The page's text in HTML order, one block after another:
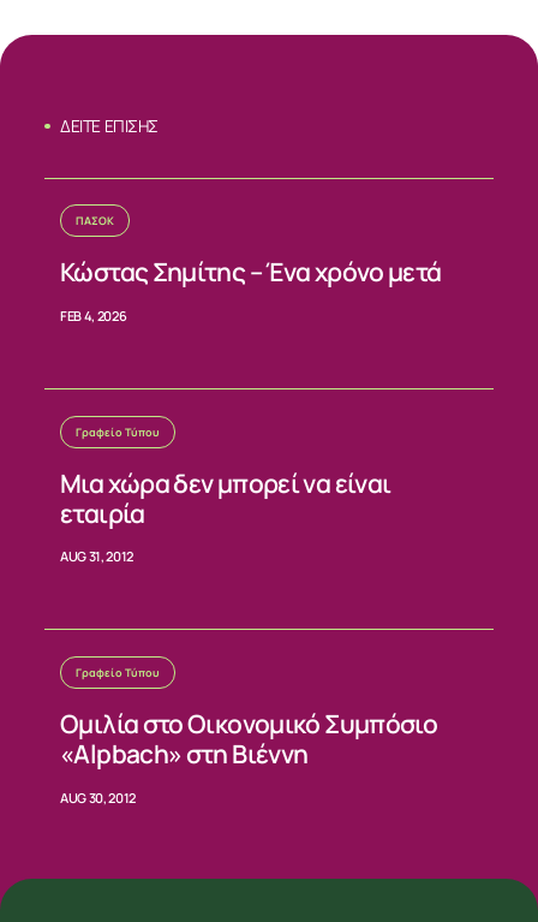
ΔΕΙΤΕ ΕΠΙΣΗΣ
ΠΑΣΟΚ
Κώστας Σημίτης – Ένα χρόνο μετά
FEB 4, 2026
Γραφείο Τύπου
Μια χώρα δεν μπορεί να είναι
εταιρία
AUG 31, 2012
Γραφείο Τύπου
Ομιλία στο Οικονομικό Συμπόσιο
«Alpbach» στη Βιέννη
AUG 30, 2012